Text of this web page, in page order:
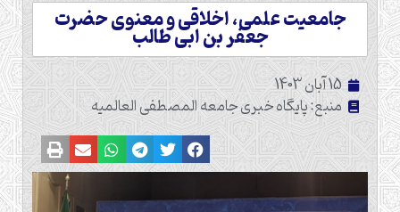
جامعیت علمی، اخلاقی و معنوی حضرت
جعفر بن ابی طالب
15 آبان 1403
منبع: پایگاه خبری جامعه المصطفی العالمیه